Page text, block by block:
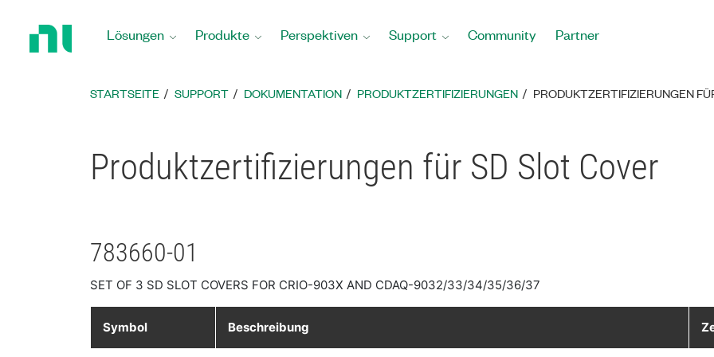
Startseite
Lösungen Produkte Perspektiven Support Community Partner
STARTSEITE SUPPORT DOKUMENTATION PRODUKTZERTIFIZIERUNGEN PRODUKTZERTIFIZIERUNGEN
Produktzertifizierungen für SD Slot Cover
783660-01
SET OF 3 SD SLOT COVERS FOR CRIO-903X AND CDAQ-9032/33/34/35/36/37
Symbol Beschreibung